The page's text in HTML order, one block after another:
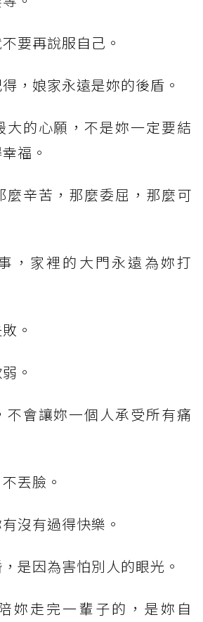
要再說服自己。
，娘家永遠是妳的後盾。
大的心願，不是妳一定要結
福。
麼辛苦，那麼委屈，那麼可
，家裡的大門永遠為妳打
。
。
不會讓妳一個人承受所有痛
丟臉。
沒有過得快樂。
是因為害怕別人的眼光。
妳走完一輩子的，是妳自